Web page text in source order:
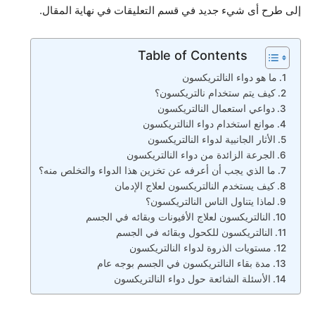
إلى طرح أى شيء جديد في قسم التعليقات في نهاية المقال.
Table of Contents
ما هو دواء النالتريكسون
كيف يتم ستخدام نالتريكسون؟
دواعي استعمال النالتريكسون
موانع استخدام دواء النالتريكسون
الأثار الجانبية لدواء النالتريكسون
الجرعة الزائدة من دواء النالتريكسون
ما الذي يجب أن أعرفه عن تخزين هذا الدواء والتخلص منه؟
كيف يستخدم النالتريكسون لعلاج الإدمان
لماذا يتناول الناس النالتريكسون؟
النالتريكسون لعلاج الأفيونات وبقائه في الجسم
النالتريكسون للكحول وبقائه في الجسم
مستويات الذروة لدواء النالتريكسون
مدة بقاء النالتريكسون في الجسم بوجه عام
الأسئلة الشائعة حول دواء النالتريكسون